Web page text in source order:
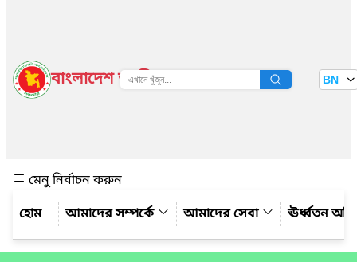
বাংলাদেশ জাতীয় তথ্য বাতায়ন BN
মেনু নির্বাচন করুন
আমাদের সম্পর্কে
আমাদের সেবা ঊর্ধ্বতন